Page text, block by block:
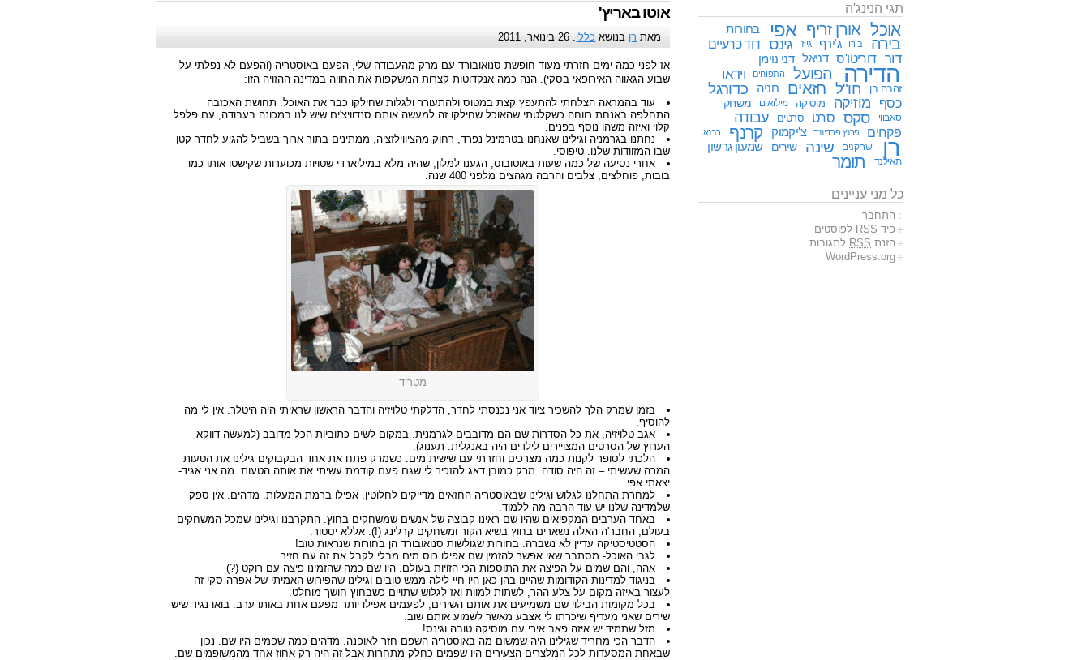
אוטו באריץ'
מאת רן בנושא כללי. 26 בינואר, 2011
אז לפני כמה ימים חזרתי מעוד חופשת סנואובורד עם מרק מהעבודה שלי, הפעם באוסטריה (והפעם לא נפלתי על
שבוע הגאווה האירופאי בסקי). הנה כמה אנקדוטות קצרות המשקפות את החויה במדינה ההזויה הזו:
עוד בהמראה הצלחתי להתעפץ קצת במטוס ולהתעורר ולגלות שחילקו כבר את האוכל. תחושת האכזבה
התחלפה באנחת רווחה כשקלטתי שהאוכל שחילקו זה למעשה אותם סנדוויצ'ים שיש לנו במכונה בעבודה, עם פלפל
קלוי ואיזה משהו נוסף בפנים.
נחתנו בגרמניה וגילינו שאנחנו בטרמינל נפרד, רחוק מהציווילזציה, ממתינים בתור ארוך בשביל להגיע לחדר קטן
שבו המזוודות שלנו. טיפוסי.
אחרי נסיעה של כמה שעות באוטובוס, הגענו למלון, שהיה מלא במיליארדי שטויות מכוערות שקישטו אותו כמו
בובות, פוחלצים, צלבים והרבה מגהצים מלפני 400 שנה.
מטריד
בזמן שמרק הלך להשכיר ציוד אני נכנסתי לחדר, הדלקתי טלויזיה והדבר הראשון שראיתי היה היטלר. אין לי מה
להוסיף.
אגב טלויזיה, את כל הסדרות שם הם מדובבים לגרמנית. במקום לשים כתוביות הכל מדובב (למעשה דווקא
הערוץ של הסרטים המצויירים לילדים היה באנגלית. תענוג).
הלכתי לסופר לקנות כמה מצרכים וחזרתי עם שישית מים. כשמרק פתח את אחד הבקבוקים גילינו את הטעות
המרה שעשיתי – זה היה סודה. מרק כמובן דאג להזכיר לי שגם פעם קודמת עשיתי את אותה הטעות. מה אני אגיד-
יצאתי אפי.
למחרת התחלנו לגלוש וגילינו שבאוסטריה החזאים מדייקים לחלוטין, אפילו ברמת המעלות. מדהים. אין ספק
שלמדינה שלנו יש עוד הרבה מה ללמוד.
באחד הערבים המקפיאים שהיו שם ראינו קבוצה של אנשים שמשחקים בחוץ. התקרבנו וגילינו שמכל המשחקים
בעולם, החבר'ה האלה נשארים בחוץ בשיא הקור ומשחקים קרלינג (!). אללא יסטור.
הסטטיסטיקה עדיין לא נשברה: בחורות שגולשות סנואובורד הן בחורות שנראות טוב!
לגבי האוכל- מסתבר שאי אפשר להזמין שם אפילו כוס מים מבלי לקבל את זה עם חזיר.
אהה, והם שמים על הפיצה את התוספות הכי הזויות בעולם. היו שם כמה שהזמינו פיצה עם רוקט (?)
בניגוד למדינות הקודומות שהיינו בהן כאן היו חיי לילה ממש טובים וגילינו שהפירוש האמיתי של אפרה-סקי זה
לעצור באיזה מקום על צלע ההר, לשתות למוות ואז לגלוש שתויים כשבחוץ חושך מוחלט.
בכל מקומות הבילוי שם משמיעים את אותם השירים, לפעמים אפילו יותר מפעם אחת באותו ערב. בואו נגיד שיש
שירים שאני מעדיף שיכרתו לי אצבע מאשר לשמוע אותם שוב.
מזל שתמיד יש איזה פאב אירי עם מוסיקה טובה וגינס!
הדבר הכי מחריד שגילינו היה שמשום מה באוסטריה השפם חזר לאופנה. מדהים כמה שפמים היו שם. נכון
שבאחת המסעדות לכל המלצרים הצעירים היו שפמים כחלק מתחרות אבל זה היה רק אחוז אחד מהמשופמים שם.
תגי הנינג'ה
אוכל אורן זריף אפי בחורות
בירה בירו ג'ירף גייז גינס דוד כרעיים
דור דוריטו'ס דניאל דני נוימן
הדירה הפועל התפוחים וידאו
זהבה בן חו"ל חזאים חניה כדורגל
כסף מוזיקה מוסיקה מילואים משחק
סאבווי סקס סרט סרטים עבודה
פקחים פרנץ פרדיננד צ'יקמוק קרנף רבנאן
רן שחקנים שינה שירים שמעון גרשון
תאילנד תומר
כל מני עניינים
התחבר
פיד RSS לפוסטים
הזנת RSS לתגובות
WordPress.org